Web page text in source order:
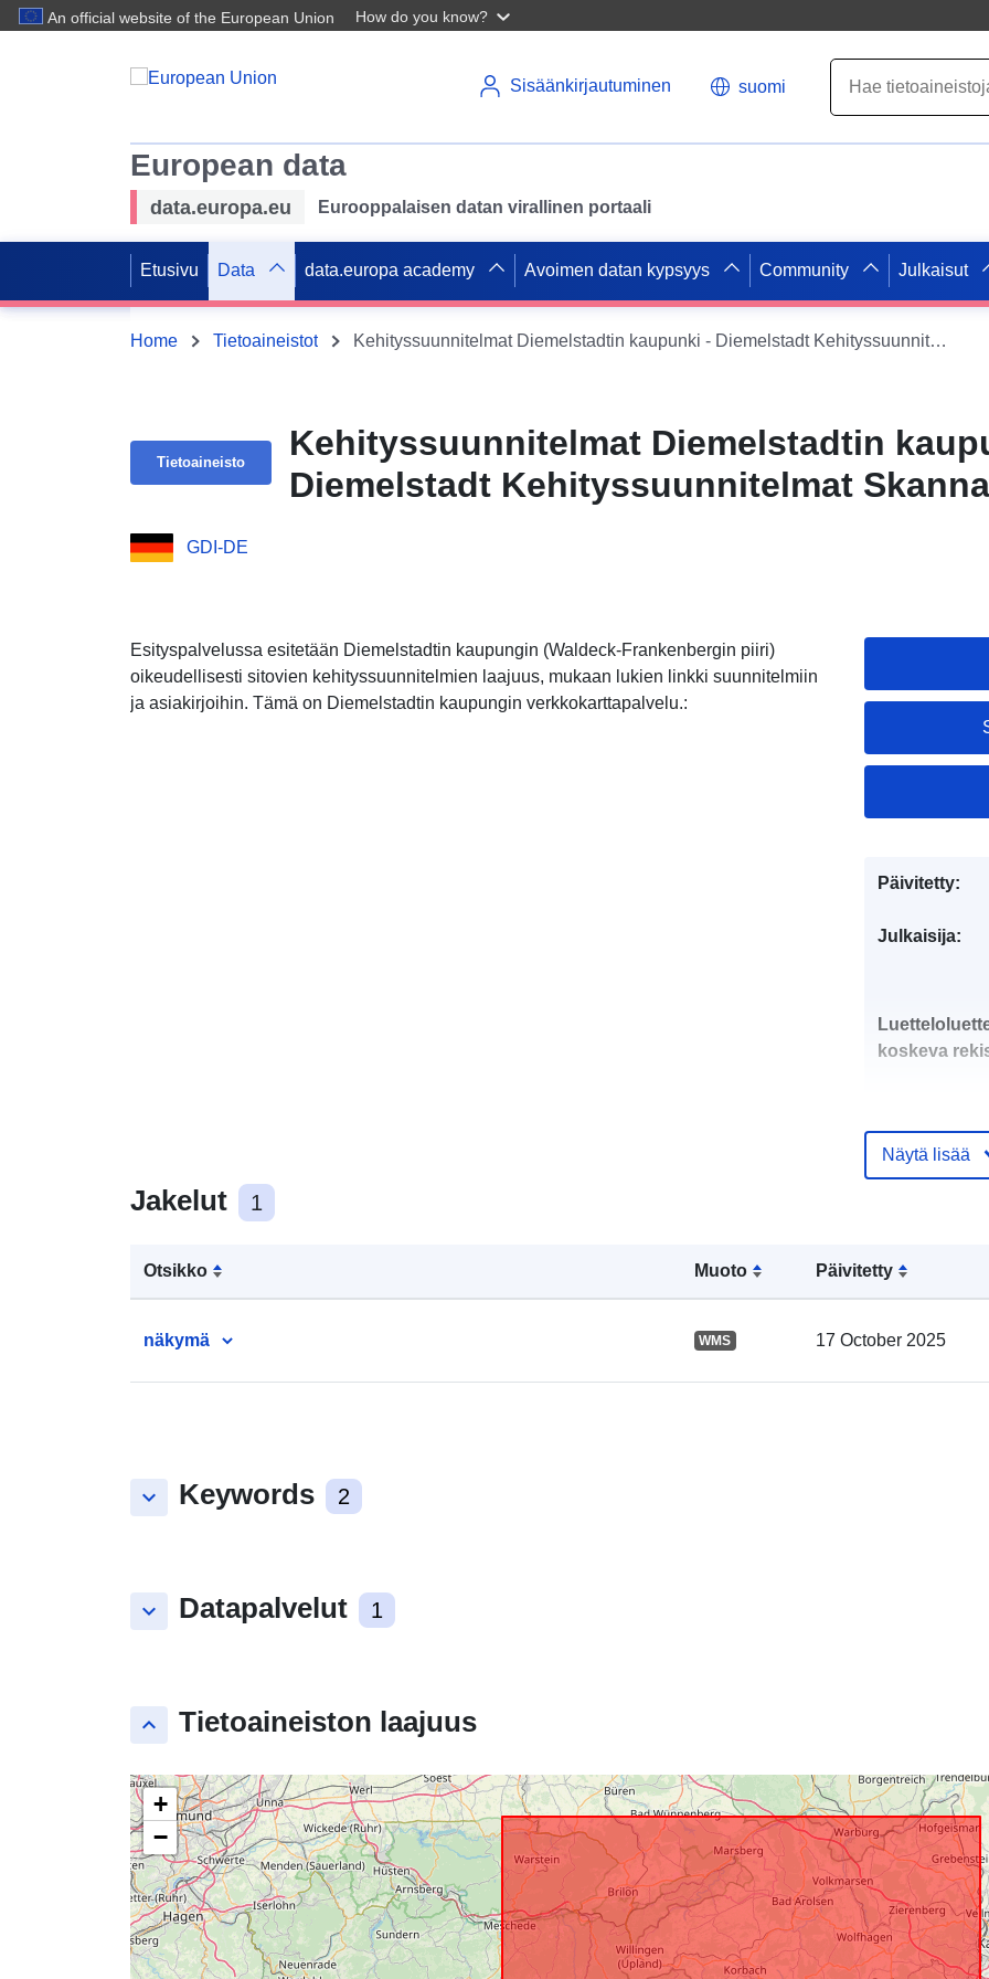
An official website of the European Union How do you know?
Sisäänkirjautuminen suomi
European data
data.europa.eu Eurooppalaisen datan virallinen portaali
Etusivu Data data.europa academy Avoimen datan kypsyys Community Julkaisut
Home Tietoaineistot Kehityssuunnitelmat Diemelstadtin kaupunki - Diemelstadt Kehityssuunnitelmat Skannaukset
Tietoaineisto
Kehityssuunnitelmat Diemelstadtin
Diemelstadt Kehityssuunnitelmat
GDI-DE
Esityspalvelussa esitetään Diemelstadtin kaupungin (Waldeck-Frankenbergin piiri)
oikeudellisesti sitovien kehityssuunnitelmien laajuus, mukaan lukien linkki suunnitelmiin
ja asiakirjoihin. Tämä on Diemelstadtin kaupungin verkkokarttapalvelu.:
Jakelut 1
Otsikko Muoto Päivitetty
näkymä WMS 17 October 2025
keyboard_arrow_down Keywords 2
keyboard_arrow_down Datapalvelut 1
keyboard_arrow_up Tietoaineiston laajuus
+
−
Päivitetty:
Julkaisija:
koskeva
Alueellinen:
uriRef:
Näytä lisää